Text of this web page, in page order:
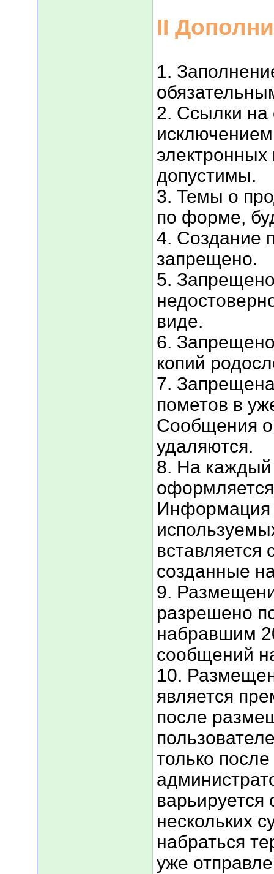
II
1.
2. Ссылки на
допустимы.
3. Темы о
по форме,
4. Создание
запрещено.
5.
виде.
6.
копий
7.
пометов в
Сообщения о
удаляются.
8. На
Информация
созданные
9.
разрешено
набравшим
сообщений
10.
является
после
только
варьируется
нескольких
набраться
уже